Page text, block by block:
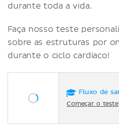
durante toda a vida.
Faça nosso teste
sobre as estruturas por
durante o ciclo cardíaco!
Fluxo de
Começar o teste